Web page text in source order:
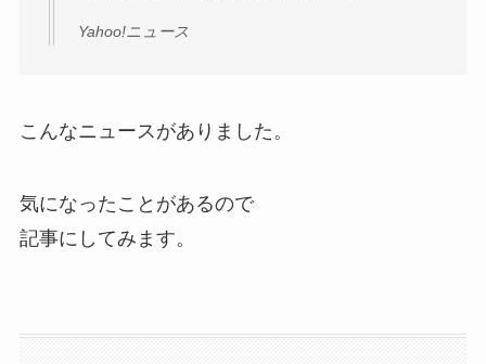
Yahoo!ニュース
こんなニュースがありました。
気になったことがあるので
記事にしてみます。